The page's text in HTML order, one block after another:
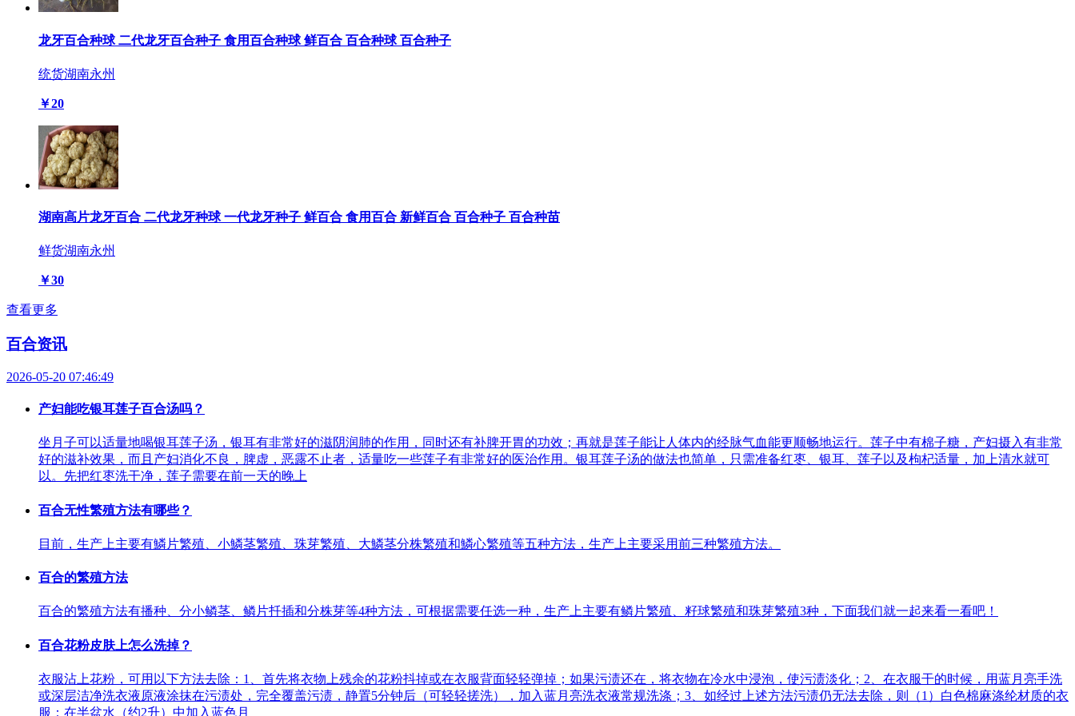
龙牙百合种球 二代龙牙百合种子 食用百合种球 鲜百合 百合种球 百合种子
统货湖南永州
￥20
湖南高片龙牙百合 二代龙牙种球 一代龙牙种子 鲜百合 食用百合 新鲜百合 百合种子 百合种苗
鲜货湖南永州
￥30
查看更多
百合资讯
2026-05-20 07:46:49
产妇能吃银耳莲子百合汤吗？
坐月子可以适量地喝银耳莲子汤，银耳有非常好的滋阴润肺的作用，同时还有补脾开胃的功效；再就是莲子能让人体内的经脉气血能更顺畅地运行。莲子中有棉子糖，产妇摄入有非常
好的滋补效果，而且产妇消化不良，脾虚，恶露不止者，适量吃一些莲子有非常好的医治作用。银耳莲子汤的做法也简单，只需准备红枣、银耳、莲子以及枸杞适量，加上清水就可
以。先把红枣洗干净，莲子需要在前一天的晚上
百合无性繁殖方法有哪些？
目前，生产上主要有鱗片繁殖、小鱗茎繁殖、珠芽繁殖、大鱗茎分株繁殖和鱗心繁殖等五种方法，生产上主要采用前三种繁殖方法。
百合的繁殖方法
百合的繁殖方法有播种、分小鳞茎、鳞片扦插和分株芽等4种方法，可根据需要任选一种，生产上主要有鳞片繁殖、籽球繁殖和珠芽繁殖3种，下面我们就一起来看一看吧！
百合花粉皮肤上怎么洗掉？
衣服沾上花粉，可用以下方法去除：1、首先将衣物上残余的花粉抖掉或在衣服背面轻轻弹掉；如果污渍还在，将衣物在冷水中浸泡，使污渍淡化；2、在衣服干的时候，用蓝月亮手洗
或深层洁净洗衣液原液涂抹在污渍处，完全覆盖污渍，静置5分钟后（可轻轻搓洗），加入蓝月亮洗衣液常规洗涤；3、如经过上述方法污渍仍无法去除，则（1）白色棉麻涤纶材质的衣
服：在半盆水（约2升）中加入蓝色月